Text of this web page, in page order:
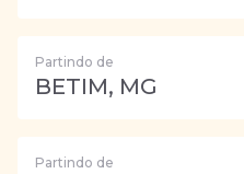
Partindo de
BETIM, MG
Partindo de